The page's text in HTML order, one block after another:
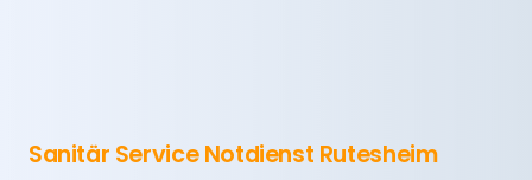
Sanitär Service Notdienst Rutesheim